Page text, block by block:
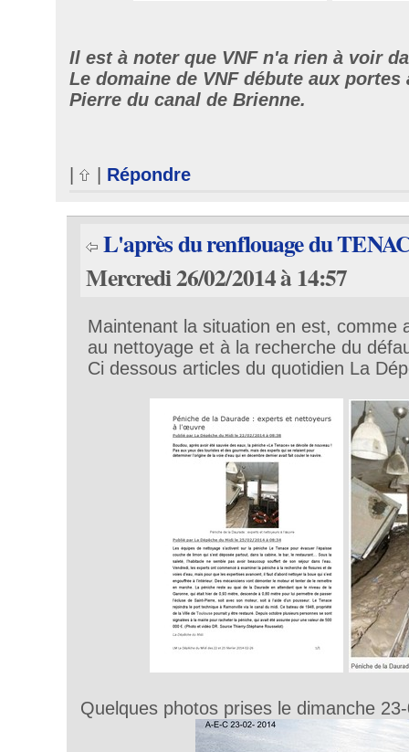
Il est à noter que VNF n'a rien à voir
Le domaine de VNF débute aux
Pierre du canal de Brienne.
Répondre
L'après du renflouage du
Mercredi 26/02/2014 à 14:57
Maintenant la situation en est, comme
au nettoyage et à la recherche du
Ci dessous articles du quotidien La
Quelques photos prises le dimanche